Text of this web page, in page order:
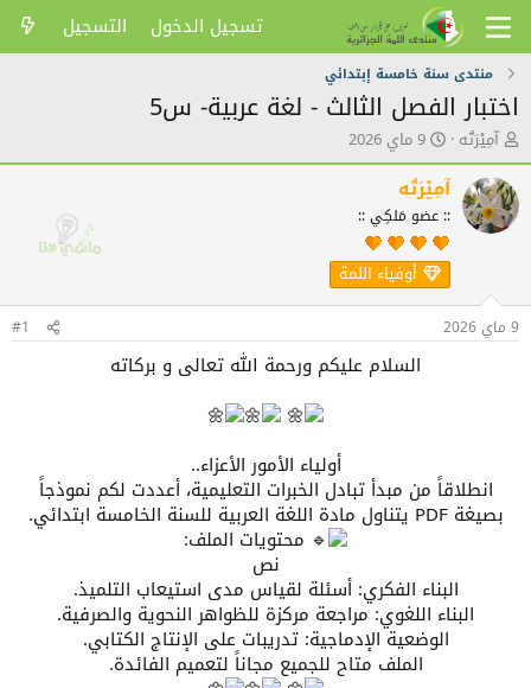
تسجيل الدخول التسجيل
منتدى سنة خامسة إبتدائي
اختبار الفصل الثالث - لغة عربية- س5
ك
ا
ت
ب
ا
ض
و
ع
آمِيْرَتُه ت
ا
ر
ي
خ
ا
ل
ن
ش
9 ماي 2026
آمِيْرَتُه
:: عضو مَلكِي ::
أوفياء اللمة
9 ماي 2026 #1
السلام عليكم ورحمة الله تعالى و بركاته
أولياء الأمور الأعزاء..
انطلاقاً من مبدأ تبادل الخبرات التعليمية، أعددت لكم نموذجاً
بصيغة PDF يتناول مادة اللغة العربية للسنة الخامسة ابتدائي.
محتويات الملف:
نص
البناء الفكري: أسئلة لقياس مدى استيعاب التلميذ.
البناء اللغوي: مراجعة مركزة للظواهر النحوية والصرفية.
الوضعية الإدماجية: تدريبات على الإنتاج الكتابي.
الملف متاح للجميع مجاناً لتعميم الفائدة.